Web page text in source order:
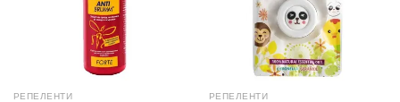
РЕПЕЛЕНТИ РЕПЕЛЕНТИ